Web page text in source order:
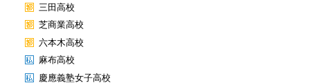
三田高校
芝商業高校
六本木高校
麻布高校
慶應義塾女子高校